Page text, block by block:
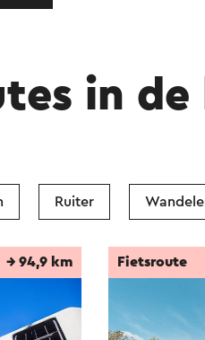
in
Ruiter
→ 94,9 km Fietsroute